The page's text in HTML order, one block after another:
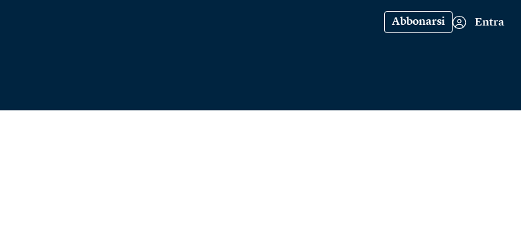
Abbonarsi Entra